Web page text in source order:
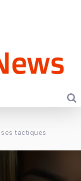
tactiques